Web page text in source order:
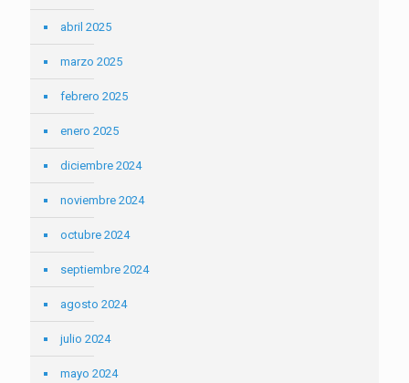
abril 2025
marzo 2025
febrero 2025
enero 2025
diciembre 2024
noviembre 2024
octubre 2024
septiembre 2024
agosto 2024
julio 2024
mayo 2024